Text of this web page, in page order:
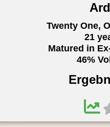
Twenty One,
21
Matured in
46%